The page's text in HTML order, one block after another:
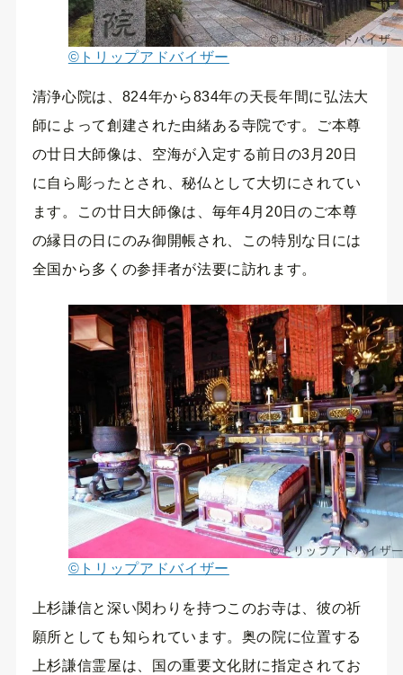
©トリップアドバイザー
清浄心院は、824年から834年の天長年間に弘法大
師によって創建された由緒ある寺院です。ご本尊
の廿日大師像は、空海が入定する前日の3月20日
に自ら彫ったとされ、秘仏として大切にされてい
ます。この廿日大師像は、毎年4月20日のご本尊
の縁日の日にのみ御開帳され、この特別な日には
全国から多くの参拝者が法要に訪れます。
©トリップアドバイザー
上杉謙信と深い関わりを持つこのお寺は、彼の祈
願所としても知られています。奥の院に位置する
上杉謙信霊屋は、国の重要文化財に指定されてお